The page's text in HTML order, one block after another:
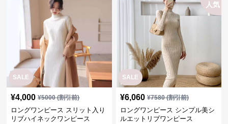
SALE
¥4,000 ¥5000(割引前)
ロングワンピース スリット入り
リブハイネックワンピース
SALE
人気
¥6,060 ¥7580(割引前)
ロングワンピース シンプル美シ
ルエットリブワンピース